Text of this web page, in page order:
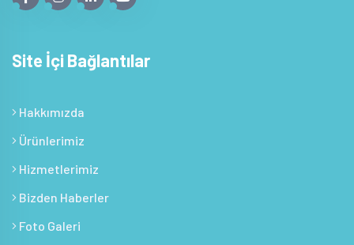
Site İçi Bağlantılar
Hakkımızda
Ürünlerimiz
Hizmetlerimiz
Bizden Haberler
Foto Galeri